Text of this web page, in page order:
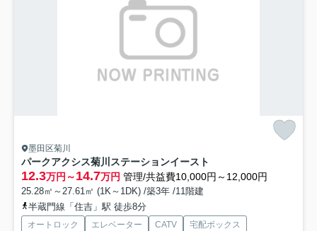
墨田区菊川
パークアクシス菊川ステーションイースト
12.3万円～14.7万円 管理/共益費10,000円～12,000円
25.28㎡～27.61㎡ (1K～1DK) /築3年 /11階建
半蔵門線「住吉」駅 徒歩8分
オートロック エレベーター CATV
宅配ボックス